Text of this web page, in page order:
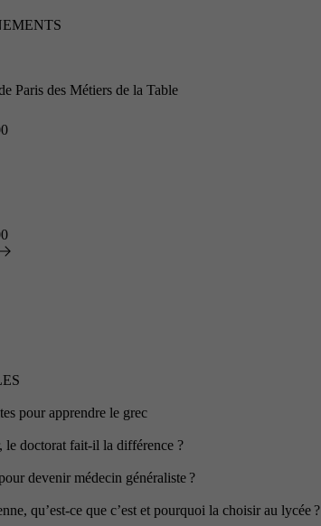
Paris des Métiers de la Table
pour apprendre le grec
le doctorat fait-il la différence ?
devenir médecin généraliste ?
qu’est-ce que c’est et pourquoi la choisir au lycée ?